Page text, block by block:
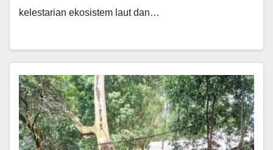
kelestarian ekosistem laut dan…